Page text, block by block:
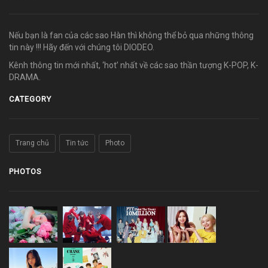
Nếu bạn là fan của các sao Hàn thì không thể bỏ qua những thông
tin này !!! Hãy đến với chúng tôi DIODEO.
Kênh thông tin mới nhất, ‘hot’ nhất về các sao thần tượng K-POP, K-
DRAMA.
CATEGORY
Trang chủ Tin tức Photo
PHOTOS